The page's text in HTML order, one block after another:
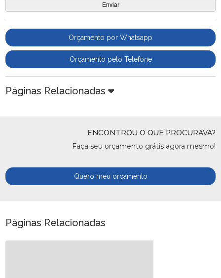
Orçamento por Whatsapp
Orçamento pelo Telefone
Páginas Relacionadas
ENCONTROU O QUE PROCURAVA?
Faça seu orçamento grátis agora mesmo!
Quero meu orçamento
Páginas Relacionadas